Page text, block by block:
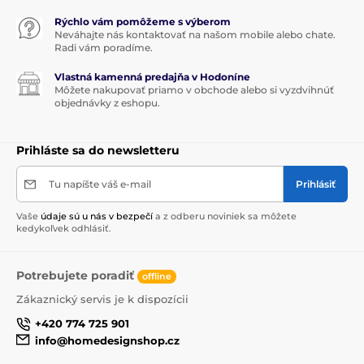
Rýchlo vám pomôžeme s výberom
Neváhajte nás kontaktovať na našom mobile alebo chate.
Radi vám poradíme.
Vlastná kamenná predajňa v Hodoníne
Môžete nakupovať priamo v obchode alebo si vyzdvihnúť
objednávky z eshopu.
Prihláste sa do newsletteru
Tu napíšte váš e-mail Prihlásiť
Vaše údaje sú u nás v bezpečí a z odberu noviniek sa môžete
kedykoľvek odhlásiť.
Potrebujete poradiť offline
Zákaznický servis je k dispozícii
+420 774 725 901
info@homedesignshop.cz